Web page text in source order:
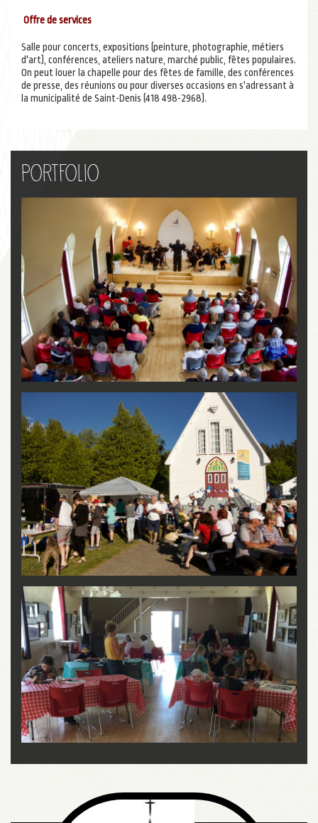
Offre de services
Salle pour concerts, expositions (peinture, photographie, métiers
d'art), conférences, ateliers nature, marché public, fêtes populaires.
On peut louer la chapelle pour des fêtes de famille, des conférences
de presse, des réunions ou pour diverses occasions en s'adressant à
la municipalité de Saint-Denis (418 498-2968).
Portfolio